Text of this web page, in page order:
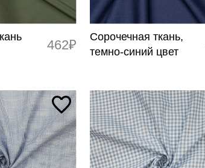
462₽
Сорочечная ткань,
темно-синий цвет